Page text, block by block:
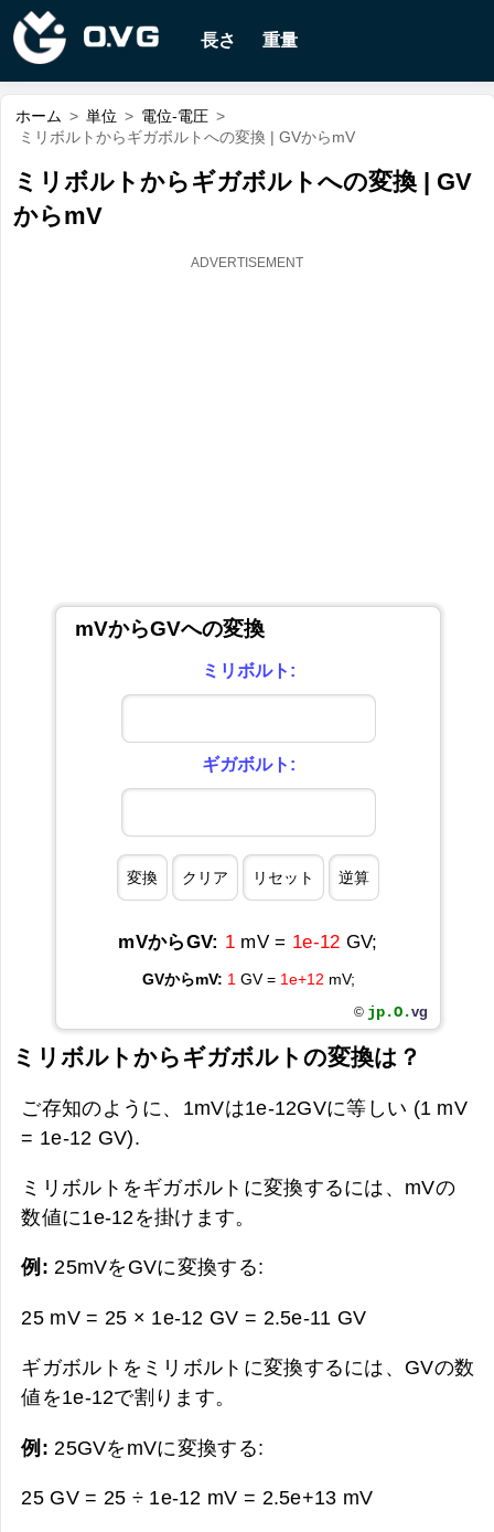
長さ 重量
ホーム > 単位 > 電位-電圧 >
ミリボルトからギガボルトへの変換 | GVからmV
ミリボルトからギガボルトへの変換 | GV
からmV
mVからGVへの変換
ミリボルト:
ギガボルト:
mVからGV: 1 mV = 1e-12 GV;
GVからmV: 1GV = 1e+12 mV;
© jp.O.vg
ミリボルトからギガボルトの変換は？
ご存知のように、1mVは1e-12GVに等しい (1 mV
= 1e-12 GV).
ミリボルトをギガボルトに変換するには、mVの
数値に1e-12を掛けます。
例:25mVをGVに変換する:
25 mV = 25 × 1e-12 GV = 2.5e-11 GV
ギガボルトをミリボルトに変換するには、GVの数
値を1e-12で割ります。
例: 25GVをmVに変換する:
25 GV = 25 ÷ 1e-12 mV = 2.5e+13 mV